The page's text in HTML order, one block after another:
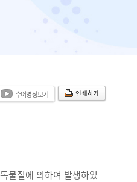
용 통합무인민원발급기
인쇄하기
수어영상보기
물질에 의하여 발생하였